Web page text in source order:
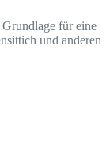
für eine
und anderen